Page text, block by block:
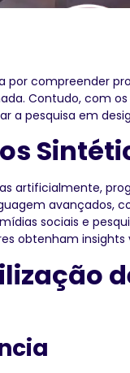
por compreender
Contudo, com
a pesquisa em
artificialmente,
avançados,
sociais e
obtenham